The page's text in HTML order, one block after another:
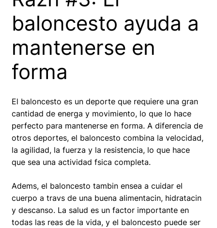
baloncesto ayuda a
mantenerse en
forma
El baloncesto es un deporte que requiere una gran
cantidad de energa y movimiento, lo que lo hace
perfecto para mantenerse en forma. A diferencia de
otros deportes, el baloncesto combina la velocidad,
la agilidad, la fuerza y la resistencia, lo que hace
que sea una actividad fsica completa.
Adems, el baloncesto tambin ensea a cuidar el
cuerpo a travs de una buena alimentacin, hidratacin
y descanso. La salud es un factor importante en
todas las reas de la vida, y el baloncesto puede ser